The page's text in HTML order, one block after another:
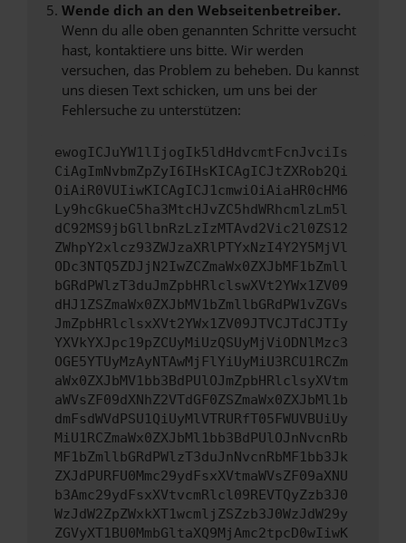
Wende dich an den Webseitenbetreiber.
Wenn du alle oben genannten Schritte versucht
hast, kontaktiere uns bitte. Wir werden
versuchen, das Problem zu beheben. Du kannst
uns diesen Text schicken, um uns bei der
Fehlersuche zu unterstützen:
ewogICJuYW1lIjogIk5ldHdvcmtFcnJvciIs
CiAgImNvbmZpZyI6IHsKICAgICJtZXRob2Qi
OiAiR0VUIiwKICAgICJ1cmwiOiAiaHR0cHM6
Ly9hcGkueC5ha3MtcHJvZC5hdWRhcmlzLm5l
dC92MS9jbGllbnRzLzIzMTAvd2Vic2l0ZS12
ZWhpY2xlcz93ZWJzaXRlPTYxNzI4Y2Y5MjVl
ODc3NTQ5ZDJjN2IwZCZmaWx0ZXJbMF1bZmll
bGRdPWlzT3duJmZpbHRlclswXVt2YWx1ZV09
dHJ1ZSZmaWx0ZXJbMV1bZmllbGRdPW1vZGVs
JmZpbHRlclsxXVt2YWx1ZV09JTVCJTdCJTIy
YXVkYXJpc19pZCUyMiUzQSUyMjViODNlMzc3
OGE5YTUyMzAyNTAwMjFlYiUyMiU3RCU1RCZm
aWx0ZXJbMV1bb3BdPUlOJmZpbHRlclsyXVtm
aWVsZF09dXNhZ2VTdGF0ZSZmaWx0ZXJbMl1b
dmFsdWVdPSU1QiUyMlVTRURfT05FWUVBUiUy
MiU1RCZmaWx0ZXJbMl1bb3BdPUlOJnNvcnRb
MF1bZmllbGRdPWlzT3duJnNvcnRbMF1bb3Jk
ZXJdPURFU0Mmc29ydFsxXVtmaWVsZF09aXNU
b3Amc29ydFsxXVtvcmRlcl09REVTQyZzb3J0
WzJdW2ZpZWxkXT1wcmljZSZzb3J0WzJdW29y
ZGVyXT1BU0MmbGltaXQ9MjAmc2tpcD0wIiwK